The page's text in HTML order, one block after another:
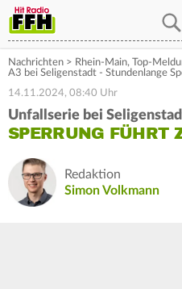
Nachrichten > Rhein-Main, Top-
A3 bei Seligenstadt - Stundenlange
14.11.2024, 08:40 Uhr
Unfallserie bei
SPERRUNG FÜHRT
Redaktion
Simon Volkmann